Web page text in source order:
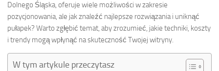
Dolnego Śląska, oferuje wiele możliwości w zakresie
pozycjonowania, ale jak znaleźć najlepsze rozwiązania i uniknąć
pułapek? Warto zgłębić temat, aby zrozumieć, jakie techniki, koszty
i trendy mogą wpłynąć na skuteczność Twojej witryny.
W tym artykule przeczytasz